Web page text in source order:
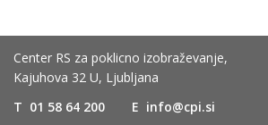
Center RS za poklicno izobraževanje,
Kajuhova 32 U, Ljubljana
T 01 58 64 200 E info@cpi.si